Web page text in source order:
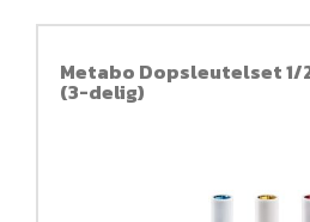
Metabo Dopsleutelset 1/
(3-delig)